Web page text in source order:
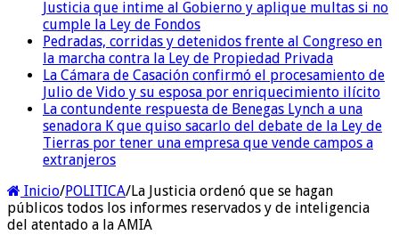
Justicia que intime al Gobierno y aplique multas si no
cumple la Ley de Fondos
Pedradas, corridas y detenidos frente al Congreso en
la marcha contra la Ley de Propiedad Privada
La Cámara de Casación confirmó el procesamiento de
Julio de Vido y su esposa por enriquecimiento ilícito
La contundente respuesta de Benegas Lynch a una
senadora K que quiso sacarlo del debate de la Ley de
Tierras por tener una empresa que vende campos a
extranjeros
Inicio/POLITICA/La Justicia ordenó que se hagan
públicos todos los informes reservados y de inteligencia
del atentado a la AMIA